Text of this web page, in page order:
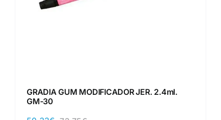
GRADIA GUM MODIFICADOR JER. 2.4ml.
GM-30